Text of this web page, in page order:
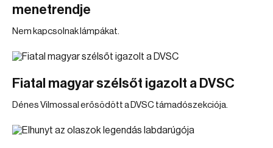
menetrendje
Nem kapcsolnak lámpákat.
Fiatal magyar szélsőt igazolt a DVSC
Dénes Vilmossal erősödött a DVSC támadószekciója.